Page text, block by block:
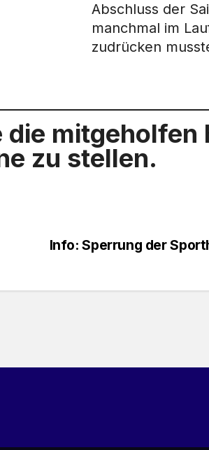
Abschluss der
manchmal im
zudrücken
mitgeholfen
zu stellen.
Info: Sperrung der